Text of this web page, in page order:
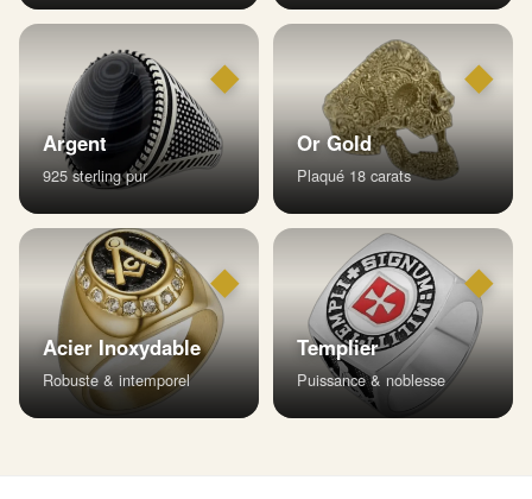
◆
Argent
925 sterling pur
◆
Or Gold
Plaqué 18 carats
◆
Acier Inoxydable
Robuste & intemporel
◆
Templier
Puissance & noblesse